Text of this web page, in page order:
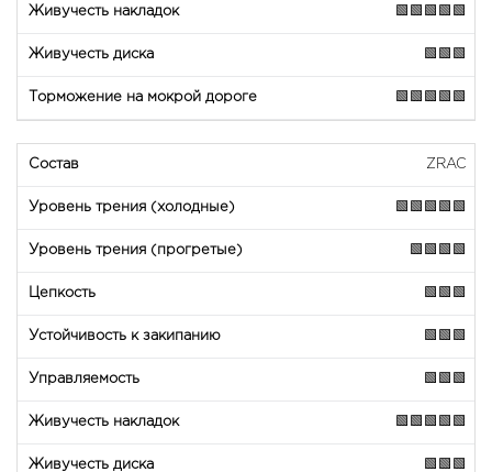
🟩🟩🟩🟩🟩
🟩🟩🟩
🟩🟩🟩🟩🟩
ZRAC
🟩🟩🟩🟩🟩
🟩🟩🟩🟩
🟩🟩🟩
🟩🟩🟩
🟩🟩🟩
🟩🟩🟩🟩🟩
🟩🟩🟩